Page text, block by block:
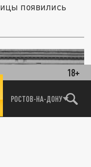
18+
РОСТОВ-НА-ДОНУ
появились